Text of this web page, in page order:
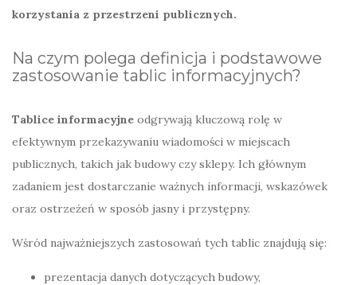
korzystania z przestrzeni publicznych.
Na czym polega definicja i podstawowe
zastosowanie tablic informacyjnych?
Tablice informacyjne odgrywają kluczową rolę w
efektywnym przekazywaniu wiadomości w miejscach
publicznych, takich jak budowy czy sklepy. Ich głównym
zadaniem jest dostarczanie ważnych informacji, wskazówek
oraz ostrzeżeń w sposób jasny i przystępny.
Wśród najważniejszych zastosowań tych tablic znajdują się:
prezentacja danych dotyczących budowy,